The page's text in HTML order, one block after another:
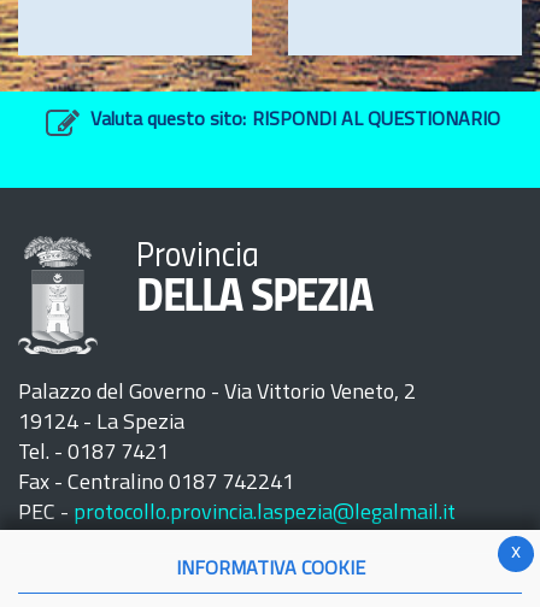
Valuta questo sito: RISPONDI AL QUESTIONARIO
Provincia
DELLA SPEZIA
Palazzo del Governo - Via Vittorio Veneto, 2
19124 - La Spezia
Tel. - 0187 7421
Fax - Centralino 0187 742241
PEC - protocollo.provincia.laspezia@legalmail.it
x
INFORMATIVA COOKIE